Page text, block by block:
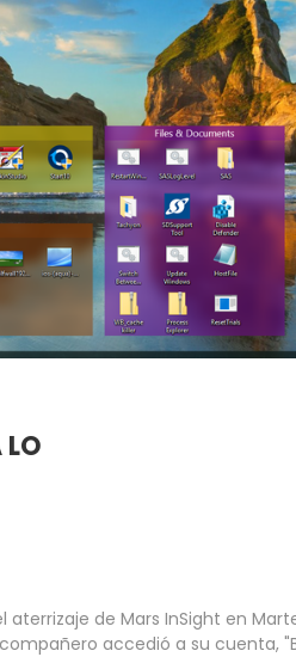
LO
de Mars InSight en
accedió a su cuenta,